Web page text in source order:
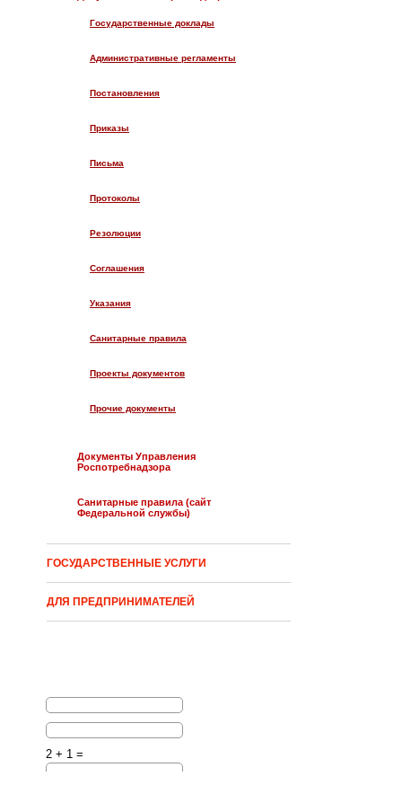
Государственные доклады
Административные регламенты
Постановления
Приказы
Письма
Протоколы
Резолюции
Cоглашения
Указания
Санитарные правила
Проекты документов
Прочие документы
Документы Управления
Роспотребнадзора
Санитарные правила (сайт
Федеральной службы)
ГОСУДАРСТВЕННЫЕ УСЛУГИ
ДЛЯ ПРЕДПРИНИМАТЕЛЕЙ
2 + 1 =